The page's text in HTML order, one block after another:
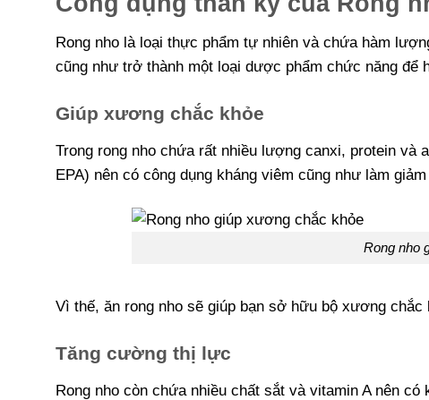
Rong nho là loại thực phẩm tự nhiên và chứa hàm
cũng như trở thành một loại dược phẩm chức năng để
Giúp xương chắc khỏe
Trong rong nho chứa rất nhiều lượng canxi, protein và
EPA) nên có công dụng kháng viêm cũng như làm
Rong nho
Vì thế, ăn rong nho sẽ giúp bạn sở hữu bộ xương
Tăng cường thị lực
Rong nho còn chứa nhiều chất sắt và vitamin A nên